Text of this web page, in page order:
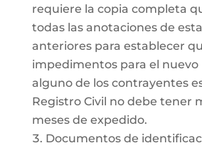
requiere la copia completa
todas las anotaciones de
anteriores para establecer
impedimentos para el nuevo
alguno de los contrayentes
Registro Civil no debe tener
meses de expedido.
Documentos de